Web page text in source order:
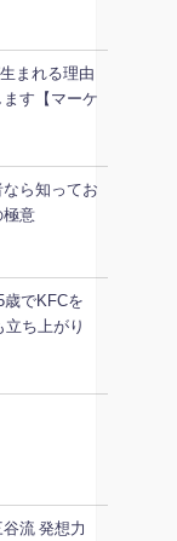
まれる理由
す【マーケ
なら知ってお
極意
歳でKFCを
立ち上がり
流 発想力